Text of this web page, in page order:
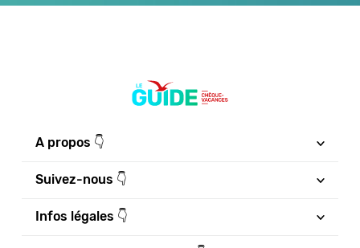
A propos 👇
Suivez-nous 👇
Infos légales 👇